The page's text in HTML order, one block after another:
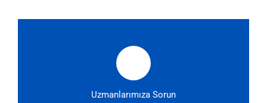
Uzmanlarımıza Sorun